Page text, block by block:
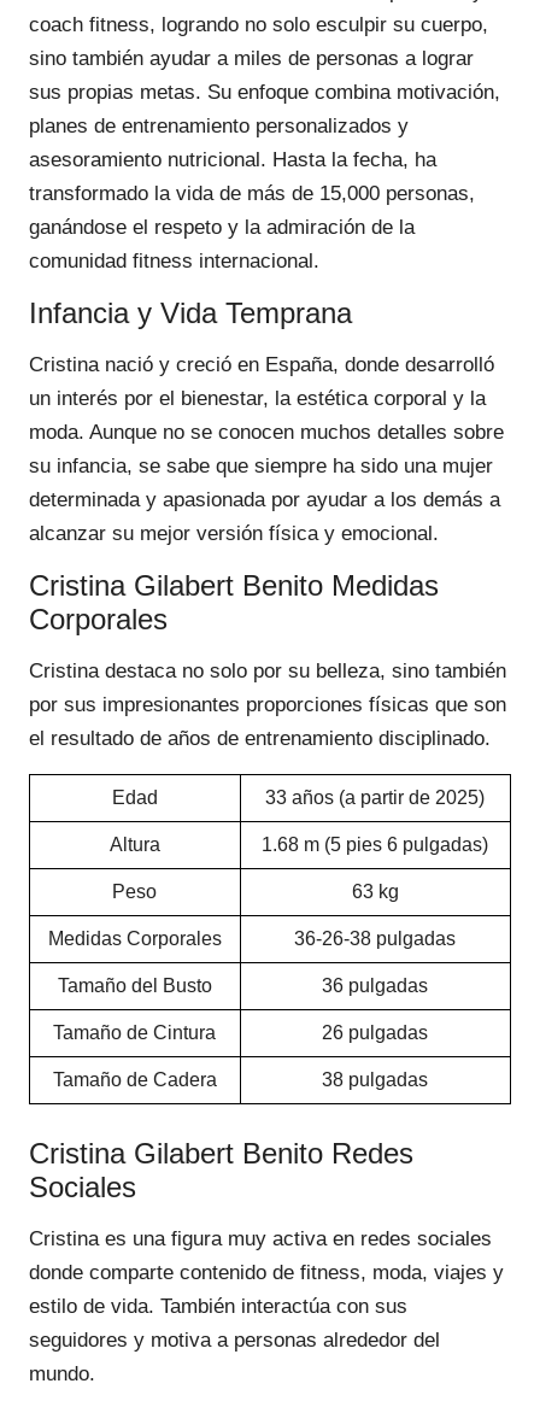
coach fitness, logrando no solo esculpir su cuerpo,
sino también ayudar a miles de personas a lograr
sus propias metas. Su enfoque combina motivación,
planes de entrenamiento personalizados y
asesoramiento nutricional. Hasta la fecha, ha
transformado la vida de más de 15,000 personas,
ganándose el respeto y la admiración de la
comunidad fitness internacional.
Infancia y Vida Temprana
Cristina nació y creció en España, donde desarrolló
un interés por el bienestar, la estética corporal y la
moda. Aunque no se conocen muchos detalles sobre
su infancia, se sabe que siempre ha sido una mujer
determinada y apasionada por ayudar a los demás a
alcanzar su mejor versión física y emocional.
Cristina Gilabert Benito Medidas
Corporales
Cristina destaca no solo por su belleza, sino también
por sus impresionantes proporciones físicas que son
el resultado de años de entrenamiento disciplinado.
Edad 33 años (a partir de 2025)
Altura 1.68 m (5 pies 6 pulgadas)
Peso 63 kg
Medidas Corporales 36-26-38 pulgadas
Tamaño del Busto 36 pulgadas
Tamaño de Cintura 26 pulgadas
Tamaño de Cadera 38 pulgadas
Cristina Gilabert Benito Redes
Sociales
Cristina es una figura muy activa en redes sociales
donde comparte contenido de fitness, moda, viajes y
estilo de vida. También interactúa con sus
seguidores y motiva a personas alrededor del
mundo.